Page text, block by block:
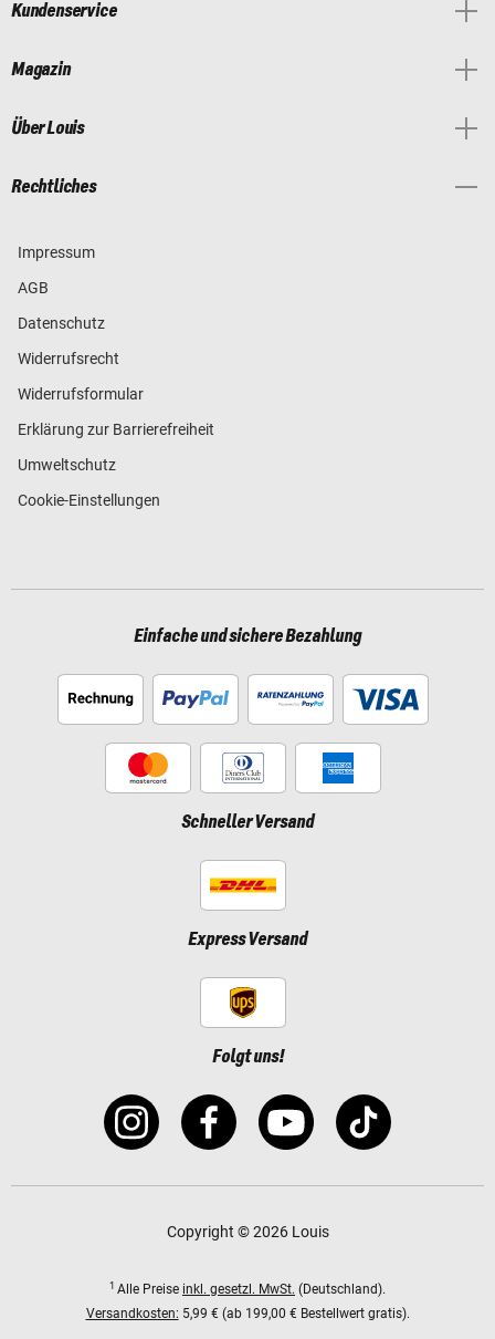
Kundenservice
Magazin
Über Louis
Rechtliches
Impressum
AGB
Datenschutz
Widerrufsrecht
Widerrufsformular
Erklärung zur Barrierefreiheit
Umweltschutz
Cookie-Einstellungen
Einfache und sichere Bezahlung
Schneller Versand
Express Versand
Folgt uns!
Copyright © 2026 Louis
1 Alle Preise inkl. gesetzl. MwSt. (Deutschland).
Versandkosten: 5,99 € (ab 199,00 € Bestellwert gratis).